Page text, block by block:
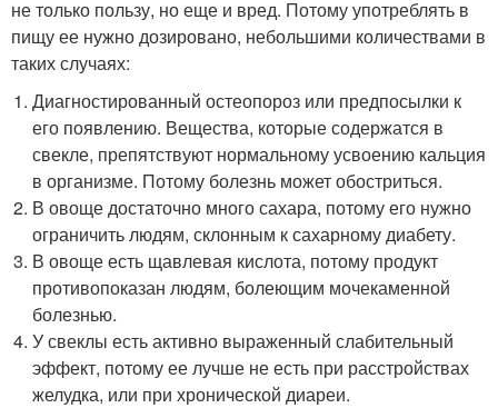
не только пользу, но еще и вред. Потому употреблять в
пищу ее нужно дозировано, небольшими количествами в
таких случаях:
Диагностированный остеопороз или предпосылки к
его появлению. Вещества, которые содержатся в
свекле, препятствуют нормальному усвоению кальция
в организме. Потому болезнь может обостриться.
В овоще достаточно много сахара, потому его нужно
ограничить людям, склонным к сахарному диабету.
В овоще есть щавлевая кислота, потому продукт
противопоказан людям, болеющим мочекаменной
болезнью.
У свеклы есть активно выраженный слабительный
эффект, потому ее лучше не есть при расстройствах
желудка, или при хронической диареи.